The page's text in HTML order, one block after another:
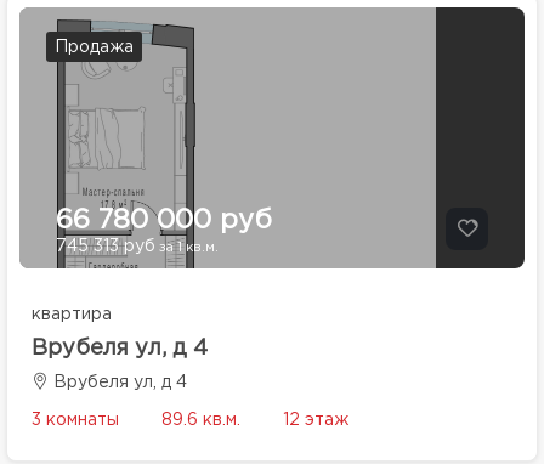
Продажа
66 780 000 руб
745 313 руб за 1 кв.м.
квартира
Врубеля ул, д 4
Врубеля ул, д 4
3 комнаты 89.6 кв.м. 12 этаж